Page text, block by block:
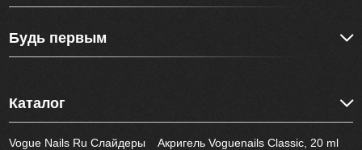
Будь первым
Каталог
Vogue Nails Ru Слайдеры
Акригель Voguenails Classic, 20 ml